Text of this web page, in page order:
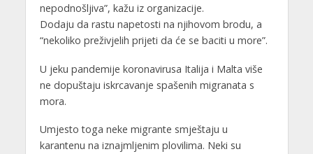
nepodnošljiva”, kažu iz organizacije.
Dodaju da rastu napetosti na njihovom brodu, a
“nekoliko preživjelih prijeti da će se baciti u more”.
U jeku pandemije koronavirusa Italija i Malta više
ne dopuštaju iskrcavanje spašenih migranata s
mora.
Umjesto toga neke migrante smještaju u
karantenu na iznajmljenim plovilima. Neki su